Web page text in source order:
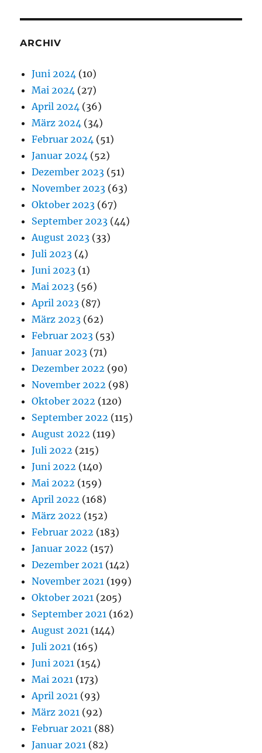
ARCHIV
Juni 2024 (10)
Mai 2024 (27)
April 2024 (36)
März 2024 (34)
Februar 2024 (51)
Januar 2024 (52)
Dezember 2023 (51)
November 2023 (63)
Oktober 2023 (67)
September 2023 (44)
August 2023 (33)
Juli 2023 (4)
Juni 2023 (1)
Mai 2023 (56)
April 2023 (87)
März 2023 (62)
Februar 2023 (53)
Januar 2023 (71)
Dezember 2022 (90)
November 2022 (98)
Oktober 2022 (120)
September 2022 (115)
August 2022 (119)
Juli 2022 (215)
Juni 2022 (140)
Mai 2022 (159)
April 2022 (168)
März 2022 (152)
Februar 2022 (183)
Januar 2022 (157)
Dezember 2021 (142)
November 2021 (199)
Oktober 2021 (205)
September 2021 (162)
August 2021 (144)
Juli 2021 (165)
Juni 2021 (154)
Mai 2021 (173)
April 2021 (93)
März 2021 (92)
Februar 2021 (88)
Januar 2021 (82)